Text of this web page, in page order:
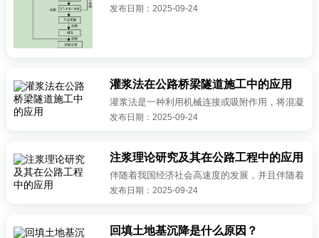
的发展得到带动，同时也让高速公路桥梁工程项
发布日期：2025-09-24
灌浆法在公路桥梁隧道施工中的应用
灌浆法是一种利用机械连接或吸附作用，将混凝
土浆液或其他浆料喷入构件空隙中，填充和提高
发布日期：2025-09-24
注浆理论研究及其在公路工程中的应用
伴随着我国经济社会高速度的发展，并且伴随着
一系列交通类道路相关项目宏伟规划的进一步提
时期。在今后一段时期内，伴随着公...
发布日期：2025-09-24
回填土地基沉降是什么原因？